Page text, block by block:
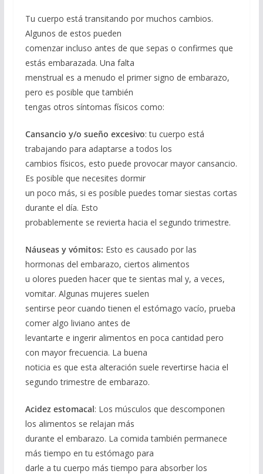
Tu cuerpo está transitando por muchos cambios.
Algunos de estos pueden
comenzar incluso antes de que sepas o confirmes que
estás embarazada. Una falta
menstrual es a menudo el primer signo de embarazo,
pero es posible que también
tengas otros síntomas físicos como:
Cansancio y/o sueño excesivo: tu cuerpo está
trabajando para adaptarse a todos los
cambios físicos, esto puede provocar mayor cansancio.
Es posible que necesites dormir
un poco más, si es posible puedes tomar siestas cortas
durante el día. Esto
probablemente se revierta hacia el segundo trimestre.
Náuseas y vómitos: Esto es causado por las
hormonas del embarazo, ciertos alimentos
u olores pueden hacer que te sientas mal y, a veces,
vomitar. Algunas mujeres suelen
sentirse peor cuando tienen el estómago vacío, prueba
comer algo liviano antes de
levantarte e ingerir alimentos en poca cantidad pero
con mayor frecuencia. La buena
noticia es que esta alteración suele revertirse hacia el
segundo trimestre de embarazo.
Acidez estomacal: Los músculos que descomponen
los alimentos se relajan más
durante el embarazo. La comida también permanece
más tiempo en tu estómago para
darle a tu cuerpo más tiempo para absorber los